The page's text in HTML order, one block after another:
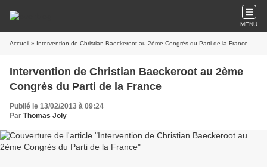
MENU
Accueil » Intervention de Christian Baeckeroot au 2ème Congrès du Parti de la France
Intervention de Christian Baeckeroot au 2ème
Congrès du Parti de la France
Publié le 13/02/2013 à 09:24
Par Thomas Joly